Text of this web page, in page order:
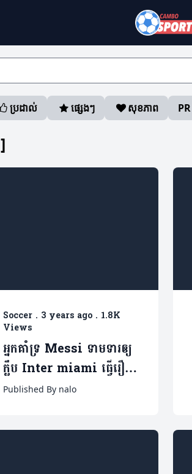
ប្រដាល់ ផ្សេងៗ សុខភាព PR
]
Soccer . 3 years ago . 1.8K
Views
អ្នកគាំទ្រ Messi ទាមទារឲ្យ
ក្លឹប Inter miami ធ្វើរឿង
មួយនេះជាបន្ទាន់ ទាន់មិនទាន់
Published By nalo